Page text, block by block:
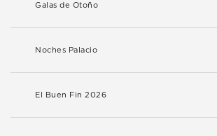
Galas de Otoño
Noches Palacio
El Buen Fin 2026